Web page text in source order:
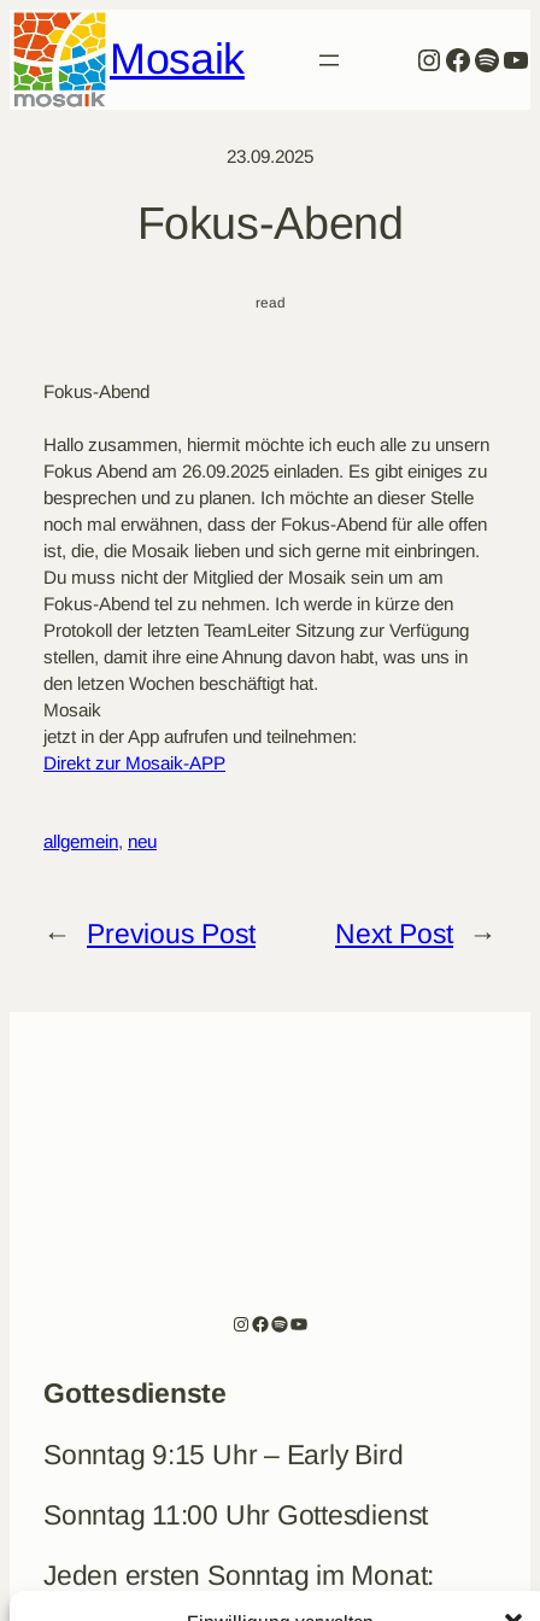
Zum
Inhalt
springen
Mosaik Instagram
23.09.2025
Fokus-Abend
read
Fokus-Abend
Hallo zusammen, hiermit möchte ich euch alle zu unsern
Fokus Abend am 26.09.2025 einladen. Es gibt einiges zu
besprechen und zu planen. Ich möchte an dieser Stelle
noch mal erwähnen, dass der Fokus-Abend für alle offen
ist, die, die Mosaik lieben und sich gerne mit einbringen.
Du muss nicht der Mitglied der Mosaik sein um am
Fokus-Abend tel zu nehmen. Ich werde in kürze den
Protokoll der letzten TeamLeiter Sitzung zur Verfügung
stellen, damit ihre eine Ahnung davon habt, was uns in
den letzen Wochen beschäftigt hat.
Mosaik
jetzt in der App aufrufen und teilnehmen:
Direkt zur Mosaik-APP
allgemein, neu
← Previous Post Next Post →
Instagram Facebook Spotify YouTube
Gottesdienste
Sonntag 9:15 Uhr – Early Bird
Sonntag 11:00 Uhr Gottesdienst
Jeden ersten Sonntag im Monat:
Frühstück um 10 Uhr (kein Early-